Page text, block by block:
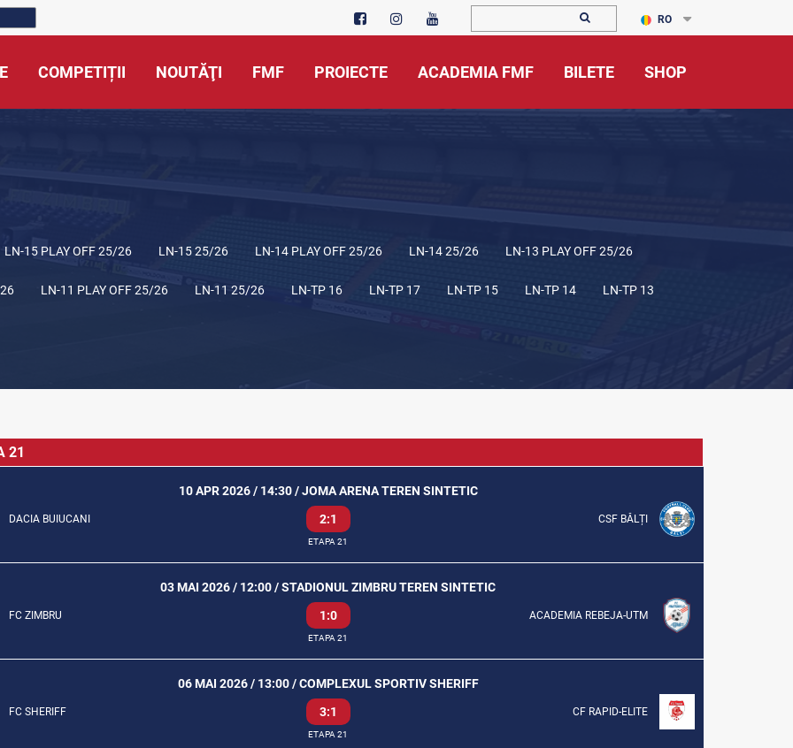
RO
COMPETIȚII NOUTĂŢI FMF PROIECTE ACADEMIA FMF BILETE SHOP
LN-15 PLAY OFF 25/26 LN-15 25/26 LN-14 PLAY OFF 25/26 LN-14 25/26 LN-13 PLAY OFF 25/26
LN-11 PLAY OFF 25/26 LN-11 25/26 LN-TP 16 LN-TP 17 LN-TP 15 LN-TP 14 LN-TP 13
21
10 APR 2026 / 14:30 / JOMA ARENA TEREN SINTETIC
DACIA BUIUCANI 2:1 CSF BĂLȚI
ETAPA 21
03 MAI 2026 / 12:00 / STADIONUL ZIMBRU TEREN SINTETIC
FC ZIMBRU 1:0 ACADEMIA REBEJA-UTM
ETAPA 21
06 MAI 2026 / 13:00 / COMPLEXUL SPORTIV SHERIFF
FC SHERIFF 3:1 CF RAPID-ELITE
ETAPA 21